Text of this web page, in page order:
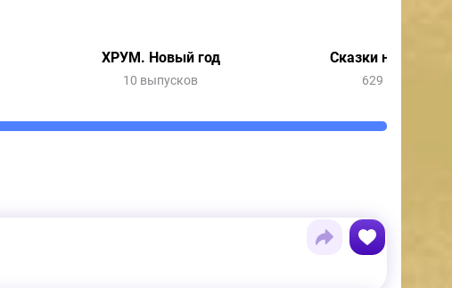
ХРУМ. Новый год
10 выпусков
Сказки народов
629 выпусков